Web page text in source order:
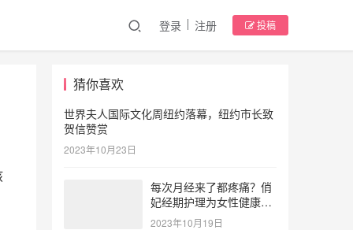
登录 注册 投稿
猜你喜欢
世界夫人国际文化周纽约落幕，纽约市长致
贺信赞赏
2023年10月23日
每次月经来了都疼痛？俏
妃经期护理为女性健康护
航
2023年10月19日